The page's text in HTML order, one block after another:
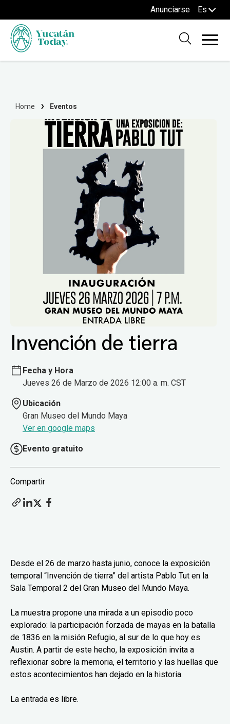
Anunciarse Es
Home Eventos
Invención de tierra
Fecha y Hora
Jueves 26 de Marzo de 2026 12:00 a. m. CST
Ubicación
Gran Museo del Mundo Maya
Ver en google maps
Evento gratuito
Compartir
Desde el 26 de marzo hasta junio, conoce la exposición
temporal “Invención de tierra” del artista Pablo Tut en la
Sala Temporal 2 del Gran Museo del Mundo Maya.
La muestra propone una mirada a un episodio poco
explorado: la participación forzada de mayas en la batalla
de 1836 en la misión Refugio, al sur de lo que hoy es
Austin. A partir de este hecho, la exposición invita a
reflexionar sobre la memoria, el territorio y las huellas que
estos acontecimientos han dejado en la historia.
La entrada es libre.